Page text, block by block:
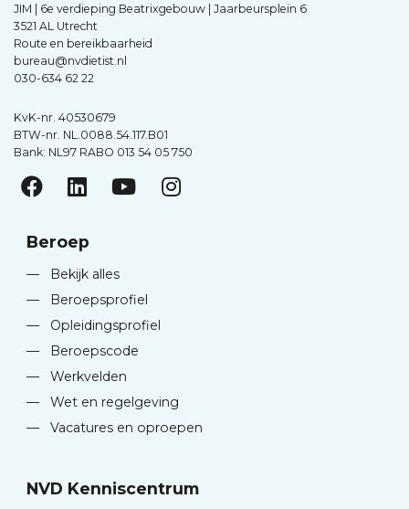
JIM | 6e verdieping Beatrixgebouw | Jaarbeursplein 6
3521 AL Utrecht
Route en bereikbaarheid
bureau@nvdietist.nl
030-634 62 22
KvK-nr. 40530679
BTW-nr. NL.0088.54.117.B01
Bank: NL97 RABO 013 54 05 750
Beroep
—
Bekijk alles
—
Beroepsprofiel
—
Opleidingsprofiel
—
Beroepscode
—
Werkvelden
—
Wet en regelgeving
—
Vacatures en oproepen
NVD Kenniscentrum